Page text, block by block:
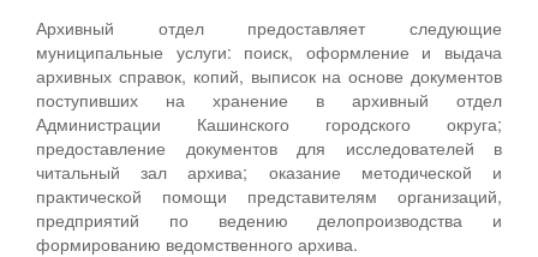
Архивный отдел предоставляет следующие
муниципальные услуги: поиск, оформление и выдача
архивных справок, копий, выписок на основе документов
поступивших на хранение в архивный отдел
Администрации Кашинского городского округа;
предоставление документов для исследователей в
читальный зал архива; оказание методической и
практической помощи представителям организаций,
предприятий по ведению делопроизводства и
формированию ведомственного архива.